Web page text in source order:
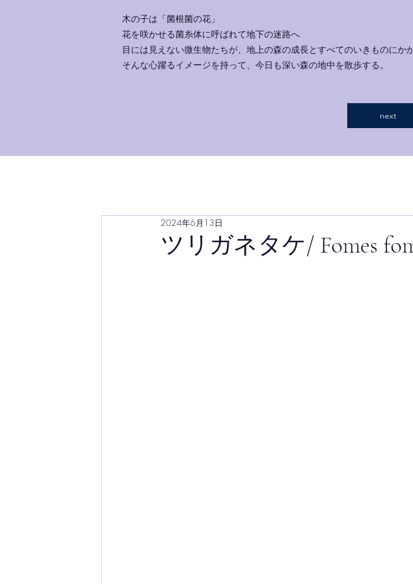
木の子は「菌根菌の花」
花を咲かせる菌糸体に呼ばれて地下の迷路へ
目には見えない微生物たちが、地上の森の成長とすべてのいきものにか
そんな心躍るイメージを持って、今日も深い森の地中を散歩する。
next
ツリガネタケ/ Fomes
2024年6月13日